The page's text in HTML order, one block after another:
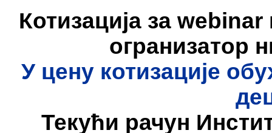
Котизација за
огранизатор
У цену котизације
Текући рачун